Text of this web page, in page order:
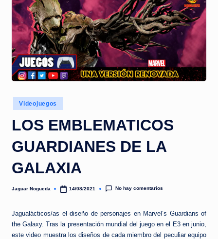
r
N
o
g
u
a
Publicado
en
Videojuegos
LOS EMBLEMATICOS
GUARDIANES DE LA
GALAXIA
Publicado
Jaguar Nogueda 14/08/2021 No hay comentarios
Jagualácticos/as el diseño de personajes en Marvel’s Guardians of
the Galaxy. Tras la presentación mundial del juego en el E3 en junio,
este video muestra los diseños de cada miembro del peculiar equipo